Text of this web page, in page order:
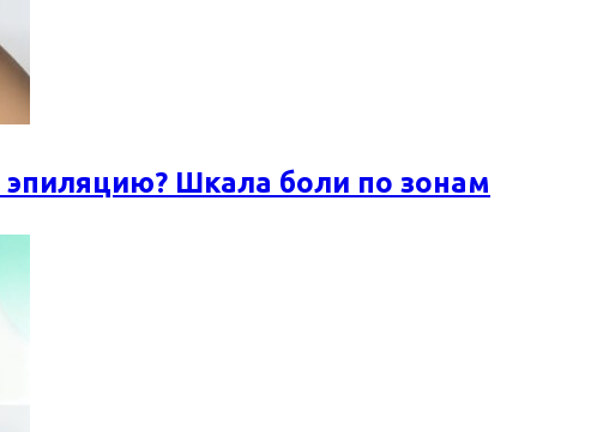
Шкала боли по зонам